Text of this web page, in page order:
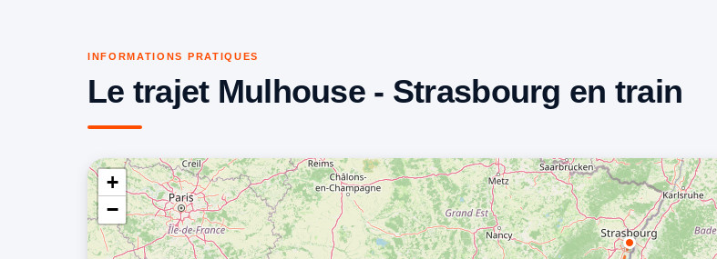
INFORMATIONS PRATIQUES
Le trajet Mulhouse - Strasbourg en train
+
−